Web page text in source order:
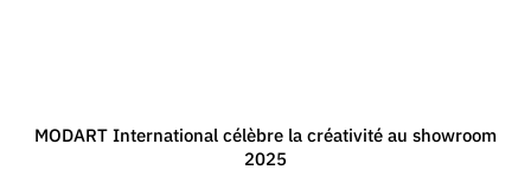
MODART International célèbre la créativité au showroom
2025